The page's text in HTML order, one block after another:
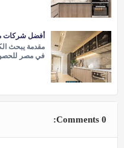
أفضل شركات
مقدمة يبحث
في مصر
0 Comments: